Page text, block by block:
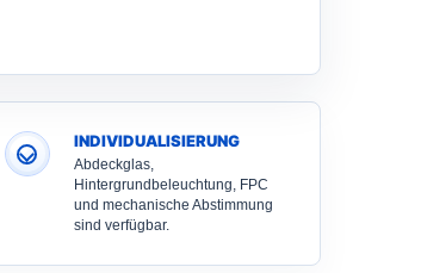
INDIVIDUALISIERUNG
Abdeckglas,
Hintergrundbeleuchtung, FPC
und mechanische Abstimmung
sind verfügbar.